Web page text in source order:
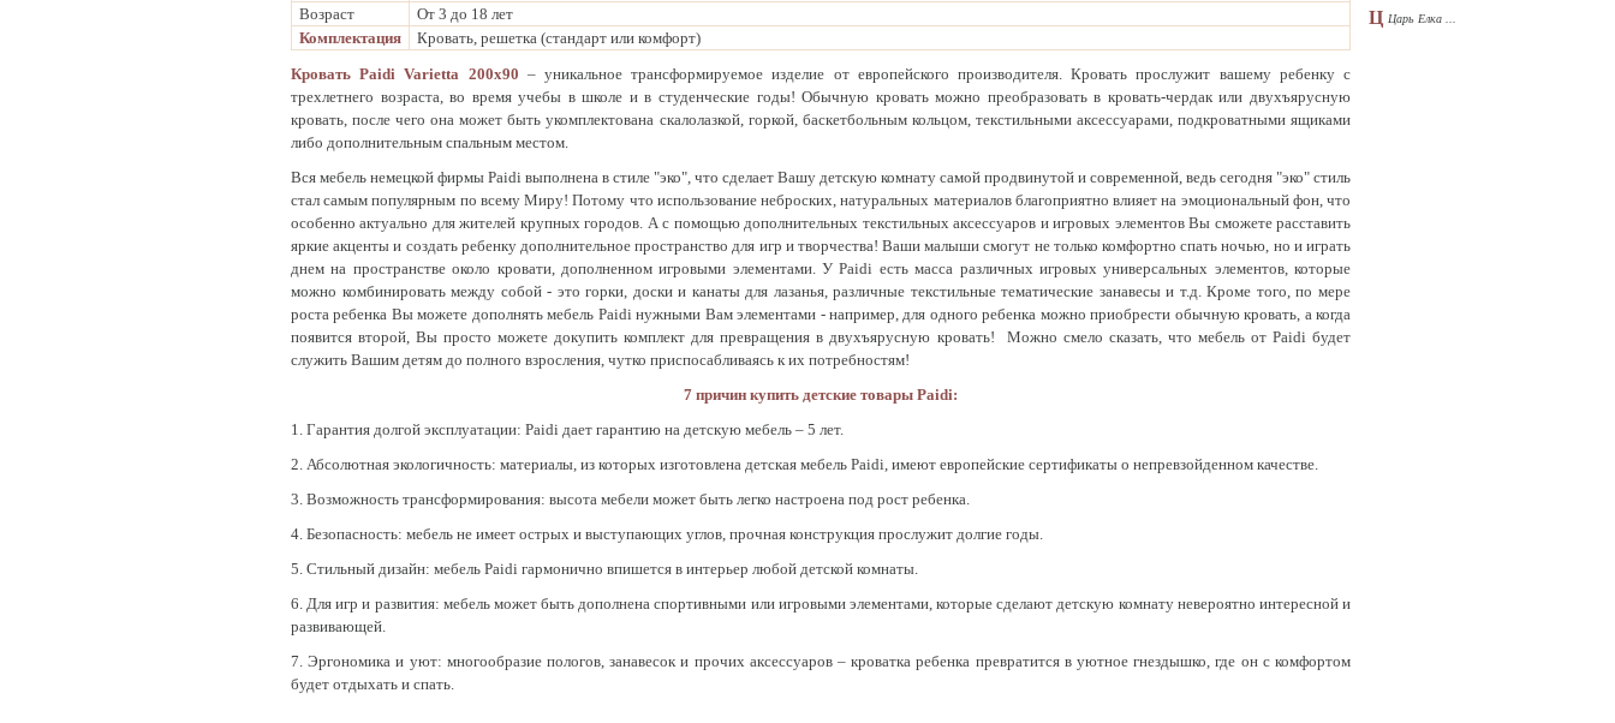
Возраст
От 3 до 18 лет
Комплектация
Кровать, решетка (стандарт или комфорт)
КроватьPaidi Varietta 200x90 – уникальное трансформируемое изделие от европейского производителя. Кровать прослужит вашему ребенку с
трехлетнего возраста, во время учебы в школе и в студенческие годы! Обычную кровать можно преобразовать в кровать-чердак или двухъярусную
кровать, после чего она может быть укомплектована скалолазкой, горкой, баскетбольным кольцом, текстильными аксессуарами, подкроватными ящиками
либо дополнительным спальным местом.
Вся мебель немецкой фирмы Paidi выполнена в стиле "эко", что сделает Вашу детскую комнату самой продвинутой и современной, ведь сегодня "эко" стиль
стал самым популярным по всему Миру! Потому что использование неброских, натуральных материалов благоприятно влияет на эмоциональный фон, что
особенно актуально для жителей крупных городов. А с помощью дополнительных текстильных аксессуаров и игровых элементов Вы сможете расставить
яркие акценты и создать ребенку дополнительное пространство для игр и творчества! Ваши малыши смогут не только комфортно спать ночью, но и играть
днем на пространстве около кровати, дополненном игровыми элементами. У Paidi есть масса различных игровых универсальных элементов, которые
можно комбинировать между собой - это горки, доски и канаты для лазанья, различные текстильные тематические занавесы и т.д. Кроме того, по мере
роста ребенка Вы можете дополнять мебель Paidi нужными Вам элементами - например, для одного ребенка можно приобрести обычную кровать, а когда
появится второй, Вы просто можете докупить комплект для превращения в двухъярусную кровать! Можно смело сказать, что мебель от Paidi будет
служить Вашим детям до полного взросления, чутко приспосабливаясь к их потребностям!
7 причин купить детские товары Paidi:
1. Гарантия долгой эксплуатации: Paidi дает гарантию на детскую мебель – 5 лет.
2. Абсолютная экологичность: материалы, из которых изготовлена детская мебель Paidi, имеют европейские сертификаты о непревзойденном качестве.
3. Возможность трансформирования: высота мебели может быть легко настроена под рост ребенка.
4. Безопасность: мебель не имеет острых и выступающих углов, прочная конструкция прослужит долгие годы.
5. Стильный дизайн: мебель Paidi гармонично впишется в интерьер любой детской комнаты.
6. Для игр и развития: мебель может быть дополнена спортивными или игровыми элементами, которые сделают детскую комнату невероятно интересной и
развивающей.
7. Эргономика и уют: многообразие пологов, занавесок и прочих аксессуаров – кроватка ребенка превратится в уютное гнездышко, где он с комфортом
будет отдыхать и спать.
Ц Царь Елка ...